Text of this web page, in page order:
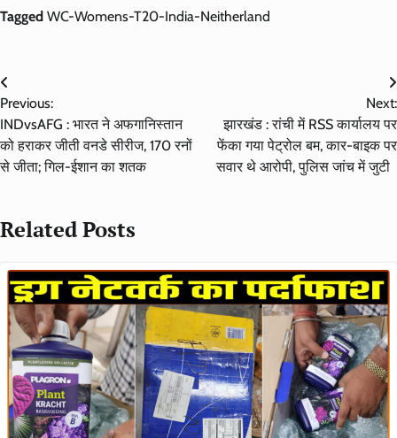
Tagged WC-Womens-T20-India-Neitherland
Post
navigation
Previous:
INDvsAFG : भारत ने अफगानिस्तान
को हराकर जीती वनडे सीरीज, 170 रनों
से जीता; गिल-ईशान का शतक
Next:
झारखंड : रांची में RSS कार्यालय पर
फेंका गया पेट्रोल बम, कार-बाइक पर
सवार थे आरोपी, पुलिस जांच में जुटी
Related Posts